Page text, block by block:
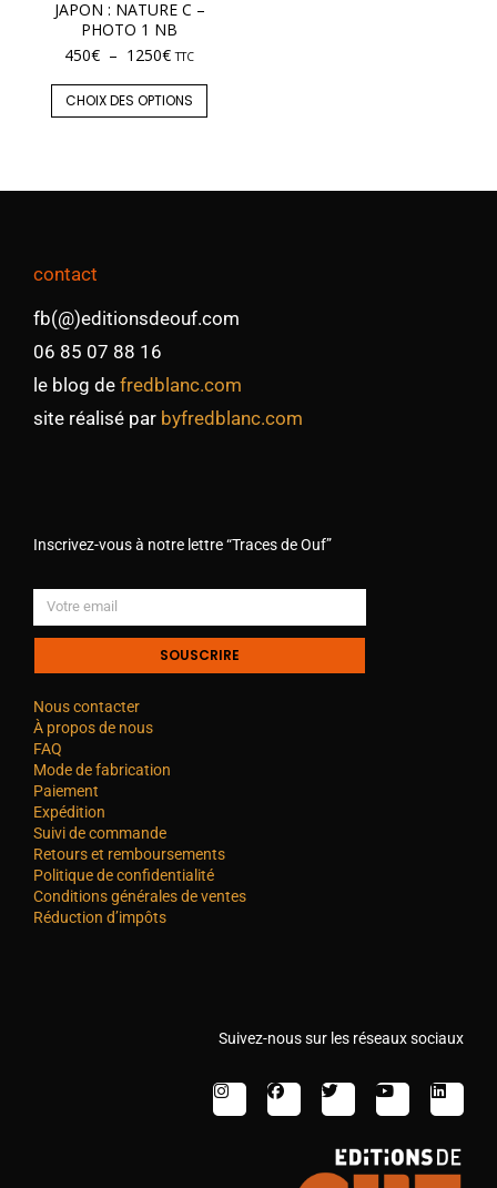
JAPON : NATURE C –
PHOTO 1 NB
450€ – 1250€ TTC
CHOIX DES OPTIONS
contact
fb(@)editionsdeouf.com
06 85 07 88 16
le blog de fredblanc.com
site réalisé par byfredblanc.com
Inscrivez-vous à notre lettre “Traces de Ouf”
SOUSCRIRE
Nous contacter
À propos de nous
FAQ
Mode de fabrication
Paiement
Expédition
Suivi de commande
Retours et remboursements
Politique de confidentialité
Conditions générales de ventes
Réduction d’impôts
Suivez-nous sur les réseaux sociaux